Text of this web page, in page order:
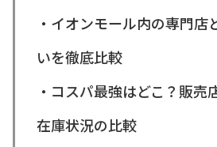
・イオンモール内の専門店
いを徹底比較
・コスパ最強はどこ？販売
在庫状況の比較